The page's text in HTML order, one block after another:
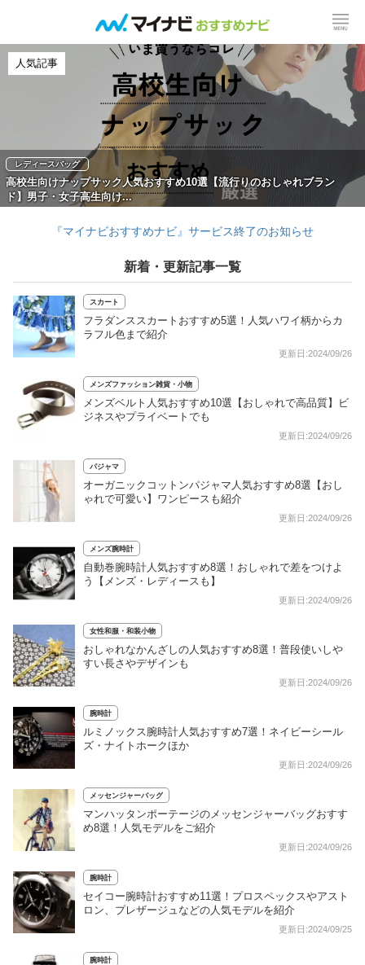
レディースバッグ
高校生向けナップサック人気おすすめ10選【流行りのおしゃれブラン
ド】男子・女子高生向け...
人気記事
『マイナビおすすめナビ』サービス終了のお知らせ
新着・更新記事一覧
スカート
フラダンススカートおすすめ5選！人気ハワイ柄からカ
ラフル色まで紹介
更新日:2024/09/26
メンズファッション雑貨・小物
メンズベルト人気おすすめ10選【おしゃれで高品質】ビ
ジネスやプライベートでも
更新日:2024/09/26
パジャマ
オーガニックコットンパジャマ人気おすすめ8選【おし
ゃれで可愛い】ワンピースも紹介
更新日:2024/09/26
メンズ腕時計
自動巻腕時計人気おすすめ8選！おしゃれで差をつけよ
う【メンズ・レディースも】
更新日:2024/09/26
女性和服・和装小物
おしゃれなかんざしの人気おすすめ8選！普段使いしや
すい長さやデザインも
更新日:2024/09/26
腕時計
ルミノックス腕時計人気おすすめ7選！ネイビーシール
ズ・ナイトホークほか
更新日:2024/09/26
メッセンジャーバッグ
マンハッタンポーテージのメッセンジャーバッグおすす
め8選！人気モデルをご紹介
更新日:2024/09/26
腕時計
セイコー腕時計おすすめ11選！プロスペックスやアスト
ロン、プレザージュなどの人気モデルを紹介
更新日:2024/09/25
腕時計